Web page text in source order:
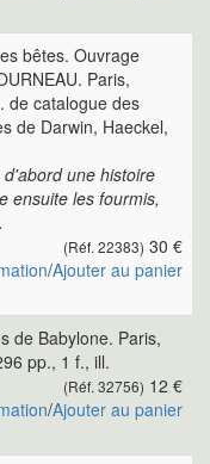
bêtes. Ouvrage
Paris,
de catalogue des
de Darwin, Haeckel,
une histoire
ensuite les fourmis,
(Réf. 22383) 30 €
/Ajouter au panier
de Babylone. Paris,
pp., 1 f., ill.
(Réf. 32756) 12 €
/Ajouter au panier